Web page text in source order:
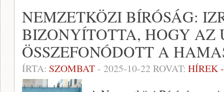
NEMZETKÖZI BÍRÓSÁG:
BIZONYÍTOTTA, HOGY AZ
ÖSSZEFONÓDOTT A
ÍRTA: SZOMBAT- 2025-10-22 ROVAT: HÍREK